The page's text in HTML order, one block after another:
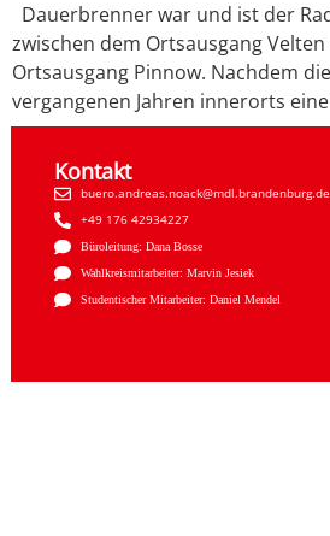
Dauerbrenner war und ist der
zwischen dem Ortsausgang
Ortsausgang Pinnow. Nachdem
vergangenen Jahren innerorts
Kontakt
buero.andreas.noack@mdl.brandenburg.de
+49 176 42934227
Büroleitung: Dana Bosse
Wahlkreismitarbeiter: Marvin Jesiek
Studentischer Mitarbeiter: Daniel Mendel